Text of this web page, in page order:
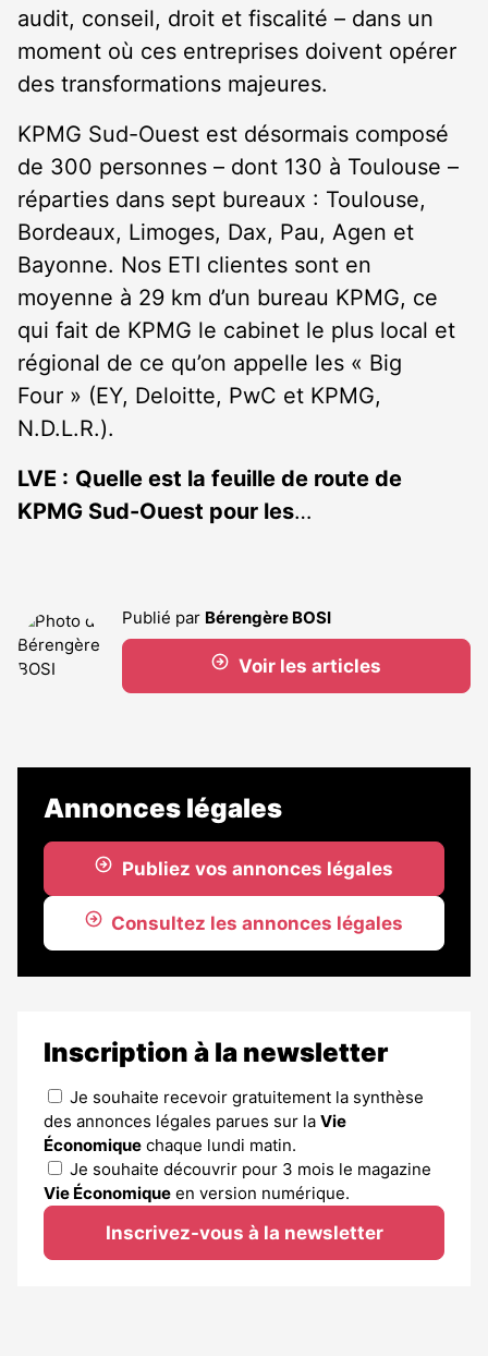
audit, conseil, droit et fiscalité – dans un
moment où ces entreprises doivent opérer
des transformations majeures.
KPMG Sud-Ouest est désormais composé
de 300 personnes – dont 130 à Toulouse –
réparties dans sept bureaux : Toulouse,
Bordeaux, Limoges, Dax, Pau, Agen et
Bayonne. Nos ETI clientes sont en
moyenne à 29 km d’un bureau KPMG, ce
qui fait de KPMG le cabinet le plus local et
régional de ce qu’on appelle les « Big
Four » (EY, Deloitte, PwC et KPMG,
N.D.L.R.).
LVE : Quelle est la feuille de route de
KPMG Sud-Ouest pour les…
Publié par Bérengère BOSI
Voir les articles
Annonces légales
Publiez vos annonces légales
Consultez les annonces légales
Inscription à la newsletter
Je souhaite recevoir gratuitement la synthèse
des annonces légales parues sur la Vie
Économique chaque lundi matin.
Je souhaite découvrir pour 3 mois le magazine
Vie Économique en version numérique.
Inscrivez-vous à la newsletter